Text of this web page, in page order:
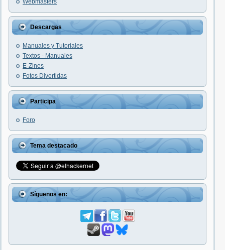
Webmasters
Descargas
Manuales y Tutoriales
Textos - Manuales
E-Zines
Fotos Divertidas
Participa
Foro
Tema destacado
Síguenos en: